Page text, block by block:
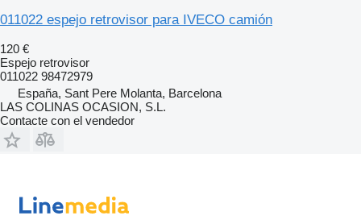
011022 espejo retrovisor para IVECO camión
120 €
Espejo retrovisor
011022 98472979
España, Sant Pere Molanta, Barcelona
LAS COLINAS OCASION, S.L.
Contacte con el vendedor